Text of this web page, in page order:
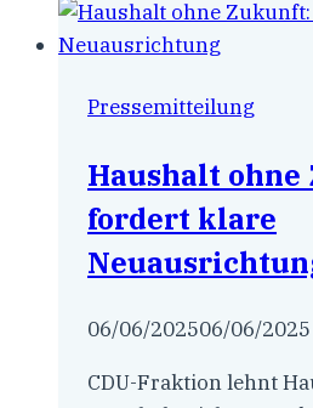
beschließt
Controlling
Pressemitteilung
Haushalt ohne
fordert klare
06/06/202506/06/2025
CDU-Fraktion lehnt